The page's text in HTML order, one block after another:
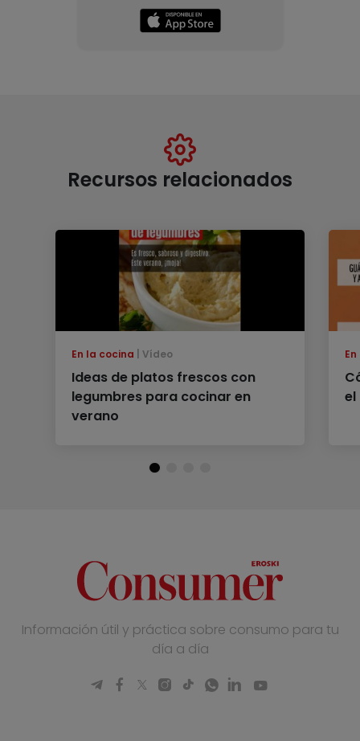
Recursos relacionados
En la cocina Vídeo
Ideas de platos frescos con
legumbres para cocinar en
verano
el
Información útil y práctica sobre consumo para tu
día a día